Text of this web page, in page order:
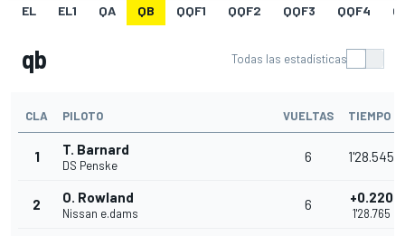
EL EL1 QA QB QQF1 QQF2 QQF3 QQF4
qb Todas las estadísticas
CLA PILOTO VUELTAS TIEMPO
1 T. Barnard
DS Penske
6 1'28.545
2 O. Rowland
Nissan e.dams
6 +0.220
1'28.765